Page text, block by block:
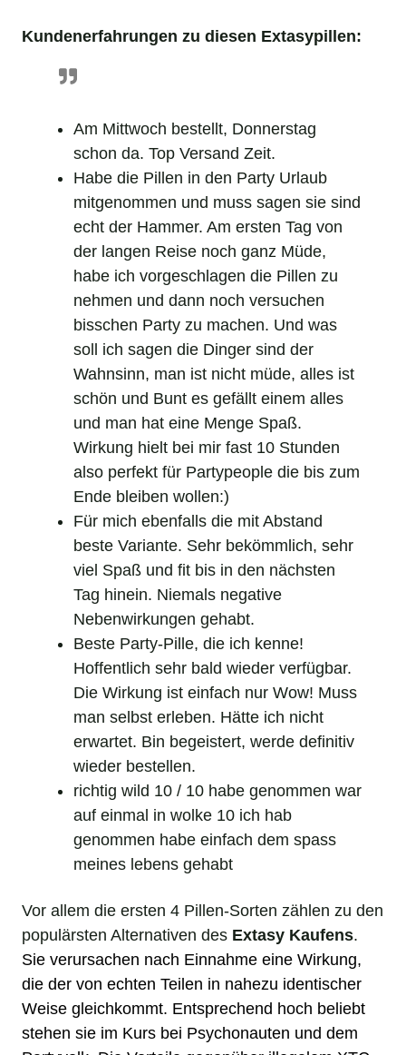
Kundenerfahrungen zu diesen Extasypillen:
Am Mittwoch bestellt, Donnerstag
schon da. Top Versand Zeit.
Habe die Pillen in den Party Urlaub
mitgenommen und muss sagen sie sind
echt der Hammer. Am ersten Tag von
der langen Reise noch ganz Müde,
habe ich vorgeschlagen die Pillen zu
nehmen und dann noch versuchen
bisschen Party zu machen. Und was
soll ich sagen die Dinger sind der
Wahnsinn, man ist nicht müde, alles ist
schön und Bunt es gefällt einem alles
und man hat eine Menge Spaß.
Wirkung hielt bei mir fast 10 Stunden
also perfekt für Partypeople die bis zum
Ende bleiben wollen:)
Für mich ebenfalls die mit Abstand
beste Variante. Sehr bekömmlich, sehr
viel Spaß und fit bis in den nächsten
Tag hinein. Niemals negative
Nebenwirkungen gehabt.
Beste Party-Pille, die ich kenne!
Hoffentlich sehr bald wieder verfügbar.
Die Wirkung ist einfach nur Wow! Muss
man selbst erleben. Hätte ich nicht
erwartet. Bin begeistert, werde definitiv
wieder bestellen.
richtig wild 10 / 10 habe genommen war
auf einmal in wolke 10 ich hab
genommen habe einfach dem spass
meines lebens gehabt
Vor allem die ersten 4 Pillen-Sorten zählen zu den
populärsten Alternativen des Extasy Kaufens.
Sie verursachen nach Einnahme eine Wirkung,
die der von echten Teilen in nahezu identischer
Weise gleichkommt. Entsprechend hoch beliebt
stehen sie im Kurs bei Psychonauten und dem